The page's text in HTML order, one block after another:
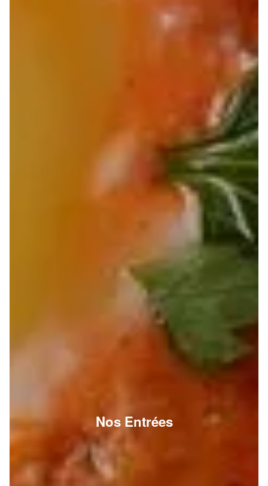
Nos Entrées